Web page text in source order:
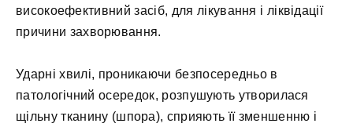
високоефективний засіб, для лікування і ліквідації
причини захворювання.
Ударні хвилі, проникаючи безпосередньо в
патологічний осередок, розпушують утворилася
щільну тканину (шпора), сприяють її зменшенню і